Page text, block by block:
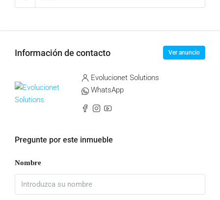
Información de contacto Ver anuncio
Evolucionet Solutions
WhatsApp
Pregunte por este inmueble
Nombre